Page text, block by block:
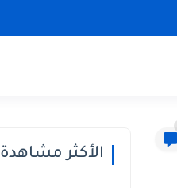
الأكثر مشاهدة